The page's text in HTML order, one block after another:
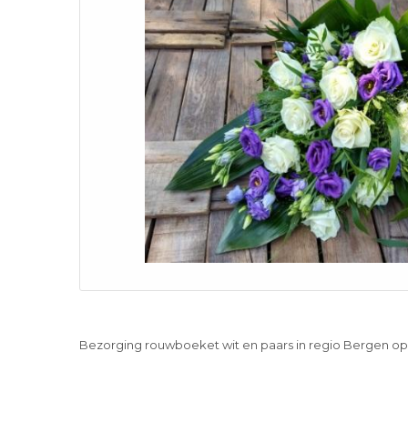
Bezorging rouwboeket wit en paars in regio Bergen